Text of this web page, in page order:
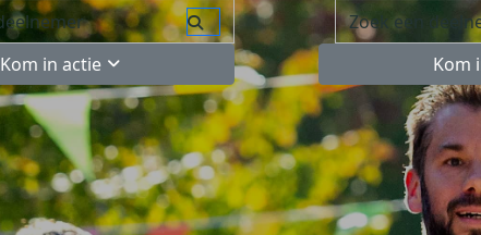
Kom in actie Kom